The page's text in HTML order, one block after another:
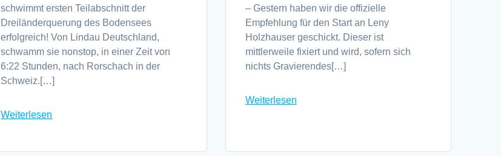
schwimmt ersten Teilabschnitt der
Dreiländerquerung des Bodensees
erfolgreich! Von Lindau Deutschland,
schwamm sie nonstop, in einer Zeit von
6:22 Stunden, nach Rorschach in der
Schweiz.[…]
Weiterlesen
– Gestern haben wir die offizielle
Empfehlung für den Start an Leny
Holzhauser geschickt. Dieser ist
mittlerweile fixiert und wird, sofern sich
nichts Gravierendes[…]
Weiterlesen